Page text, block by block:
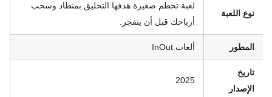
نوع اللعبة
لعبة تحطم صغيرة هدفها التحليق بمنطاد وسحب
أرباحك قبل أن ينفجر.
المطور ألعاب InOut
تاريخ
الإصدار
2025